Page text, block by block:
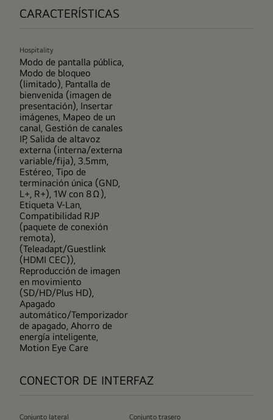
CARACTERÍSTICAS
Hospitality
Modo de pantalla pública,
Modo de bloqueo
(limitado), Pantalla de
bienvenida (imagen de
presentación), Insertar
imágenes, Mapeo de un
canal, Gestión de canales
IP, Salida de altavoz
externa (interna/externa
variable/fija), 3.5mm,
Estéreo, Tipo de
terminación única (GND,
L+, R+), 1W con 8Ω),
Etiqueta V-Lan,
Compatibilidad RJP
(paquete de conexión
remota),
(Teleadapt/Guestlink
(HDMI CEC)),
Reproducción de imagen
en movimiento
(SD/HD/Plus HD),
Apagado
automático/Temporizador
de apagado, Ahorro de
energía inteligente,
Motion Eye Care
CONECTOR DE INTERFAZ
Conjunto lateral Conjunto trasero